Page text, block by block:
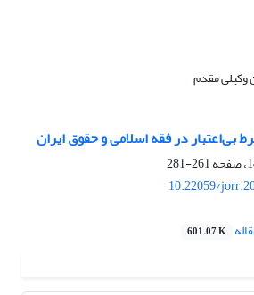
مقدم
بی‌اعتبار در فقه اسلامی و حقوق ایران
261-281
10.22059/
601.07 K